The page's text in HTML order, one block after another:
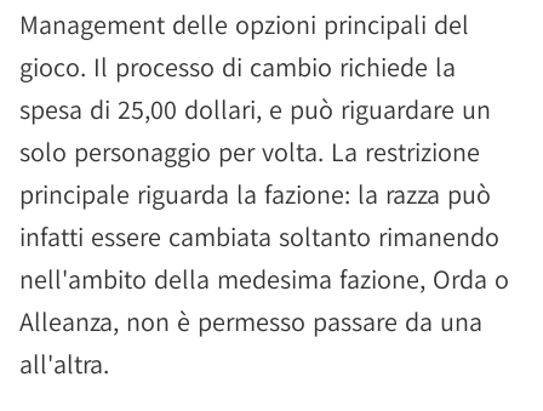
Management delle opzioni principali del
gioco. Il processo di cambio richiede la
spesa di 25,00 dollari, e può riguardare un
solo personaggio per volta. La restrizione
principale riguarda la fazione: la razza può
infatti essere cambiata soltanto rimanendo
nell'ambito della medesima fazione, Orda o
Alleanza, non è permesso passare da una
all'altra.